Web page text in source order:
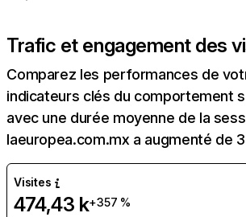
Trafic et engagement des
Comparez les performances de
indicateurs clés du comportement
avec une durée moyenne de la
laeuropea.com.mx a augmenté de
Visites
474,43 k+357 %